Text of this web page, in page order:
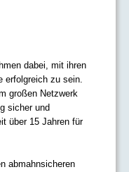
dabei, mit ihren
erfolgreich zu sein.
großen Netzwerk
sicher und
über 15 Jahren für
abmahnsicheren